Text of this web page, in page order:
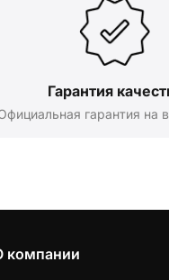
Гарантия
гарантия на
компании